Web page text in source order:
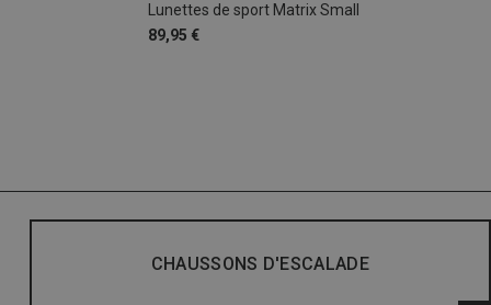
Lunettes de sport Matrix Small
89,95 €
CHAUSSONS D'ESCALADE